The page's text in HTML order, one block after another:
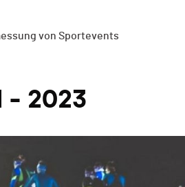
von Sportevents
- 2023